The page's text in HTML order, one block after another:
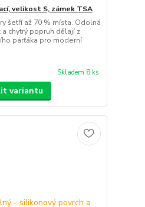
velikost S, zámek TSA
šetří až 70 % místa. Odolná
chytrý popruh dělají z
parťáka pro moderní
Skladem 8 ks
variantu